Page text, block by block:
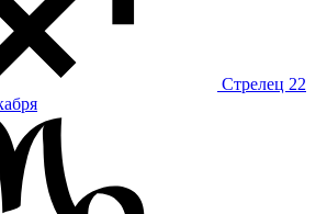
Стрелец 22